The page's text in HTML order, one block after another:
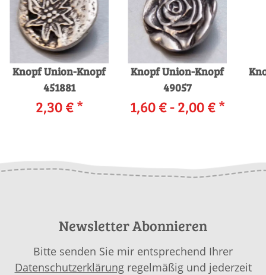
Knopf Union-Knopf
451881
2,30 €*
Knopf Union-Knopf
49057
1,60 € -2,00 €*
Newsletter Abonnieren
Bitte senden Sie mir entsprechend Ihrer
Datenschutzerklärungregelmäßig und jederzeit